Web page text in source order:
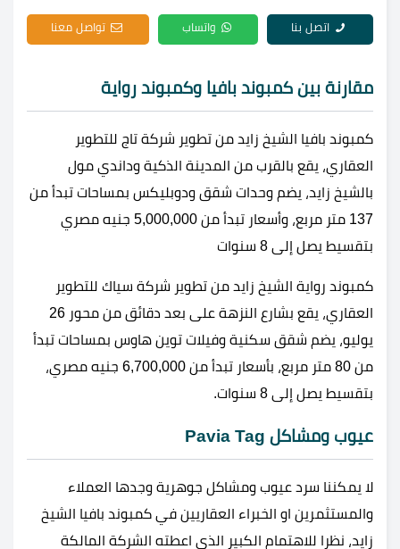
اتصل بنا واتساب تواصل معنا
مقارنة بين كمبوند بافيا وكمبوند رواية
كمبوند بافيا الشيخ زايد من تطوير شركة تاج للتطوير
العقاري، يقع بالقرب من المدينة الذكية وداندي مول
بالشيخ زايد، يضم وحدات شقق ودوبليكس بمساحات تبدأ من
137 متر مربع، وأسعار تبدأ من 5,000,000 جنيه مصري
بتقسيط يصل إلى 8 سنوات
كمبوند رواية الشيخ زايد من تطوير شركة سياك للتطوير
العقاري، يقع بشارع النزهة على بعد دقائق من محور 26
يوليو، يضم شقق سكنية وفيلات توين هاوس بمساحات تبدأ
من 80 متر مربع، بأسعار تبدأ من 6,700,000 جنيه مصري،
بتقسيط يصل إلى 8 سنوات.
عيوب ومشاكل Pavia Tag
لا يمكننا سرد عيوب ومشاكل جوهرية وجدها العملاء
والمستثمرين او الخبراء العقاريين في كمبوند بافيا الشيخ
زايد، نظرا للاهتمام الكبير الذي اعطته الشركة المالكة